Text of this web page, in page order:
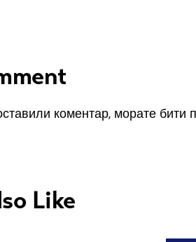
коментар, морате бити
Like